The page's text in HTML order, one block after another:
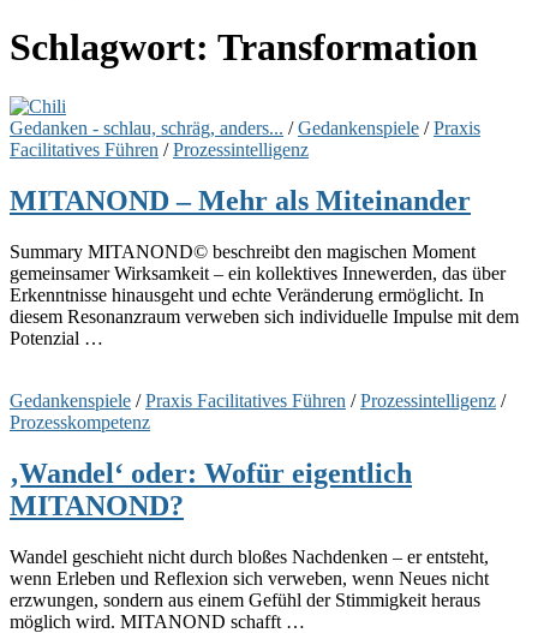
Schlagwort: Transformation
Gedanken - schlau, schräg, anders... /Gedankenspiele /Praxis
Facilitatives Führen /Prozessintelligenz
MITANOND – Mehr als Miteinander
Summary MITANOND© beschreibt den magischen Moment
gemeinsamer Wirksamkeit – ein kollektives Innewerden, das über
Erkenntnisse hinausgeht und echte Veränderung ermöglicht. In
diesem Resonanzraum verweben sich individuelle Impulse mit dem
Potenzial …
Gedankenspiele /Praxis Facilitatives Führen /Prozessintelligenz /
Prozesskompetenz
‚Wandel‘ oder: Wofür eigentlich
MITANOND?
Wandel geschieht nicht durch bloßes Nachdenken – er entsteht,
wenn Erleben und Reflexion sich verweben, wenn Neues nicht
erzwungen, sondern aus einem Gefühl der Stimmigkeit heraus
möglich wird. MITANOND schafft …